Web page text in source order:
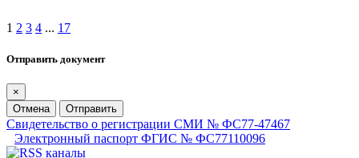
1 2 3 4 ... 17
Отправить документ
×
Отмена
Отправить
Свидетельство о регистрации СМИ № ФС77-47467
Электронный паспорт ФГИС № ФС77110096